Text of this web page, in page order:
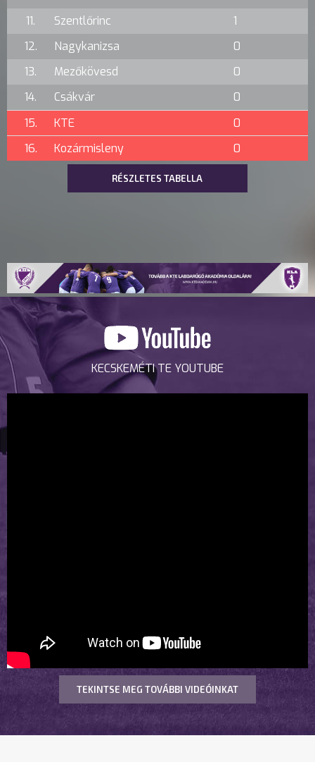
11.
Szentlőrinc
1
12.
Nagykanizsa
0
13.
Mezőkövesd
0
14.
Csákvár
0
15.
KTE
0
16.
Kozármisleny 0
RÉSZLETES TABELLA
KECSKEMÉTI TE YOUTUBE
TEKINTSE MEG TOVÁBBI VIDEÓINKAT